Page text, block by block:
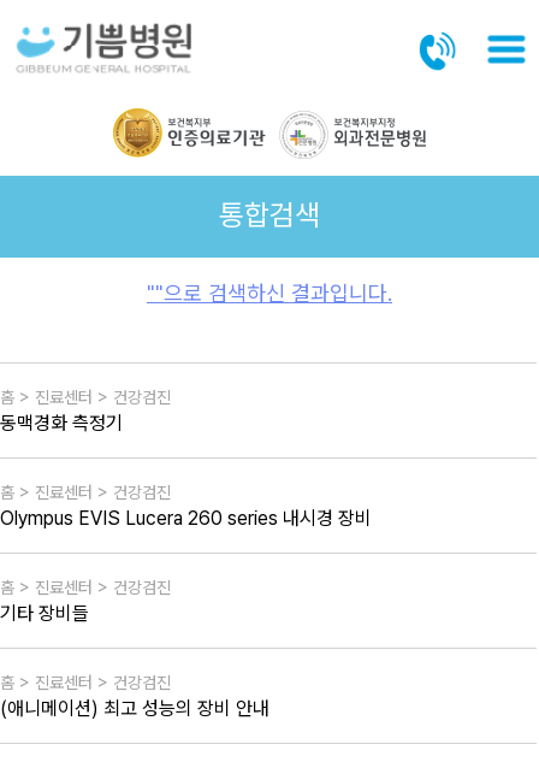
통합검색
""으로 검색하신 결과입니다.
홈 > 진료센터 > 건강검진
동맥경화 측정기
홈 > 진료센터 > 건강검진
Olympus EVIS Lucera 260 series 내시경 장비
홈 > 진료센터 > 건강검진
기타 장비들
홈 > 진료센터 > 건강검진
(애니메이션) 최고 성능의 장비 안내